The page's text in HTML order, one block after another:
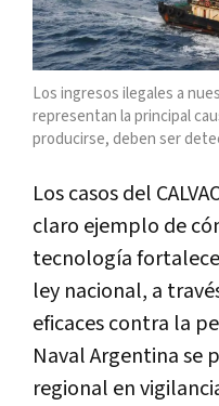
Los ingresos ilegales a
representan la principal
producirse, deben ser
Los casos del
claro ejemplo de
tecnología
ley nacional, a
eficaces contra la
Naval Argentina se
regional en